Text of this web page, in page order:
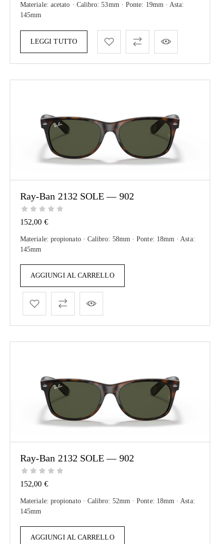
Materiale: acetato · Calibro: 53mm · Ponte: 19mm · Asta:
145mm
LEGGI TUTTO
Ray-Ban 2132 SOLE — 902
152,00 €
Materiale: propionato · Calibro: 58mm · Ponte: 18mm · Asta:
145mm
AGGIUNGI AL CARRELLO
Ray-Ban 2132 SOLE — 902
152,00 €
Materiale: propionato · Calibro: 52mm · Ponte: 18mm · Asta:
145mm
AGGIUNGI AL CARRELLO